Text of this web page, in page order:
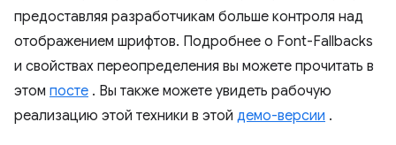
предоставляя разработчикам больше контроля над
отображением шрифтов. Подробнее о Font-Fallbacks
и свойствах переопределения вы можете прочитать в
этом посте . Вы также можете увидеть рабочую
реализацию этой техники в этой демо-версии .